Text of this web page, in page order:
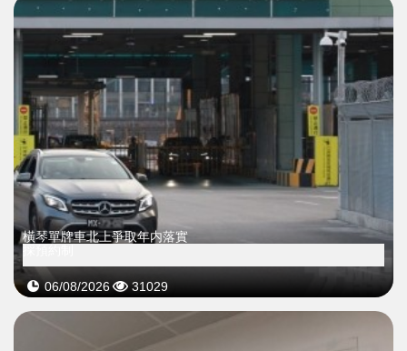
橫琴單牌車北上爭取年内落實
06/08/2026 31029